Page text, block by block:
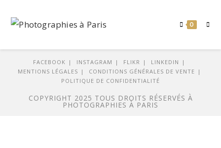
0
FACEBOOK INSTAGRAM FLIKR
LINKEDIN
MENTIONS LÉGALES
CONDITIONS GÉNÉRALES DE VENTE
POLITIQUE DE CONFIDENTIALITÉ
COPYRIGHT 2025 TOUS DROITS RÉSERVÉS À
PHOTOGRAPHIES À PARIS